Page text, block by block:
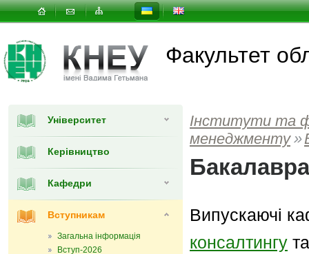
Факультет
Університет
Керівництво
Кафедри
Вступникам
Загальна інформація
Вступ-2026
Інститути та
менеджменту »
Випускаючі
консалтингу